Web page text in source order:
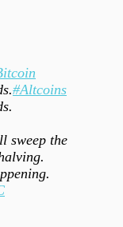
#Altcoins
sweep the